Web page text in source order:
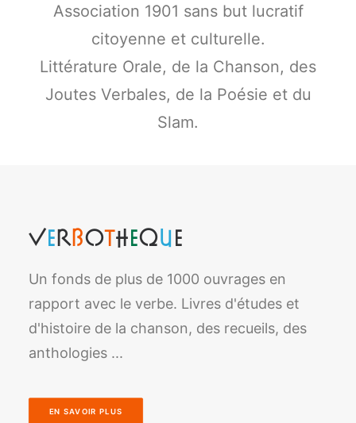
Association 1901 sans but lucratif
citoyenne et culturelle.
Littérature Orale, de la Chanson, des
Joutes Verbales, de la Poésie et du
Slam.
Verbotheque
Un fonds de plus de 1000 ouvrages en
rapport avec le verbe. Livres d'études et
d'histoire de la chanson, des recueils, des
anthologies ...
EN SAVOIR PLUS